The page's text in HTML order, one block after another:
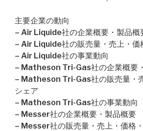
主要企業の動向
– Air Liquide社の企業概要・製品概
– Air Liquide社の販売量・売上・価
– Air Liquide社の事業動向
– Matheson Tri-Gas社の企業概要
– Matheson Tri-Gas社の販売量・
シェア
– Matheson Tri-Gas社の事業動向
– Messer社の企業概要・製品概要
– Messer社の販売量・売上・価格